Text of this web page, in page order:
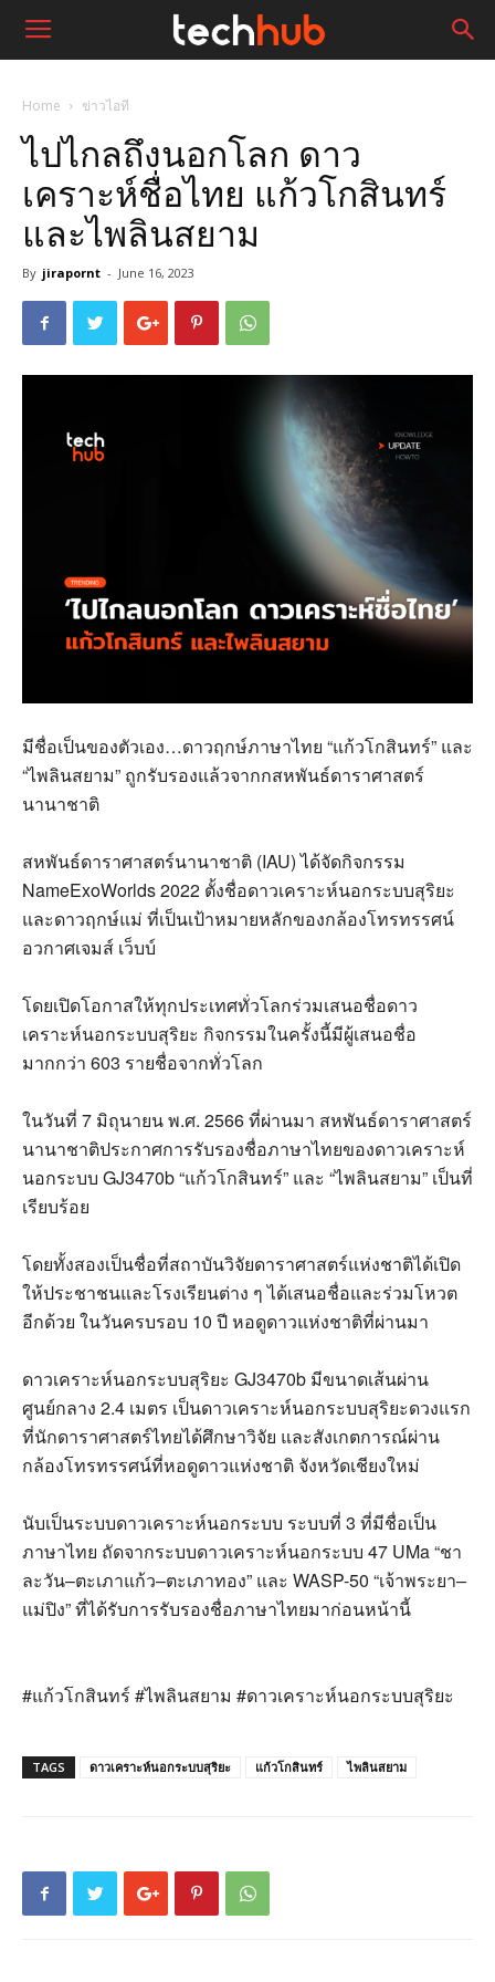
Home ข่าวไอที
ไปไกลถึงนอกโลก ดาว
เคราะห์ชื่อไทย แก้วโกสินทร์
และไพลินสยาม
By jirapornt - June 16, 2023
มีชื่อเป็นของตัวเอง…ดาวฤกษ์ภาษาไทย “แก้วโกสินทร์” และ
“ไพลินสยาม” ถูกรับรองแล้วจากกสหพันธ์ดาราศาสตร์
นานาชาติ
สหพันธ์ดาราศาสตร์นานาชาติ (IAU)ได้จัดกิจกรรม
NameExoWorlds 2022 ตั้งชื่อดาวเคราะห์นอกระบบสุริยะ
และดาวฤกษ์แม่ ที่เป็นเป้าหมายหลักของกล้องโทรทรรศน์
อวกาศเจมส์ เว็บบ์
โดยเปิดโอกาสให้ทุกประเทศทั่วโลกร่วมเสนอชื่อดาว
เคราะห์นอกระบบสุริยะ กิจกรรมในครั้งนี้มีผู้เสนอชื่อ
มากกว่า 603 รายชื่อจากทั่วโลก
ในวันที่ 7 มิถุนายน พ.ศ. 2566ที่ผ่านมา สหพันธ์ดาราศาสตร์
นานาชาติประกาศการรับรองชื่อภาษาไทยของดาวเคราะห์
นอกระบบ GJ3470b “แก้วโกสินทร์” และ “ไพลินสยาม” เป็นที่
เรียบร้อย
โดยทั้งสองเป็นชื่อที่สถาบันวิจัยดาราศาสตร์แห่งชาติได้เปิด
ให้ประชาชนและโรงเรียนต่าง ๆ ได้เสนอชื่อและร่วมโหวต
อีกด้วย ในวันครบรอบ 10 ปี หอดูดาวแห่งชาติที่ผ่านมา
ดาวเคราะห์นอกระบบสุริยะ GJ3470b มีขนาดเส้นผ่าน
ศูนย์กลาง 2.4 เมตร เป็นดาวเคราะห์นอกระบบสุริยะดวงแรก
ที่นักดาราศาสตร์ไทยได้ศึกษาวิจัย และสังเกตการณ์ผ่าน
กล้องโทรทรรศน์ที่หอดูดาวแห่งชาติ จังหวัดเชียงใหม่
นับเป็นระบบดาวเคราะห์นอกระบบ ระบบที่ 3 ที่มีชื่อเป็น
ภาษาไทย ถัดจากระบบดาวเคราะห์นอกระบบ 47 UMa “ชา
ละวัน–ตะเภาแก้ว–ตะเภาทอง” และ WASP-50 “เจ้าพระยา–
แม่ปิง”ที่ได้รับการรับรองชื่อภาษาไทยมาก่อนหน้านี้
#แก้วโกสินทร์ #ไพลินสยาม #ดาวเคราะห์นอกระบบสุริยะ
TAGS ดาวเคราะห์นอกระบบสุริยะ แก้วโกสินทร์ ไพลินสยาม